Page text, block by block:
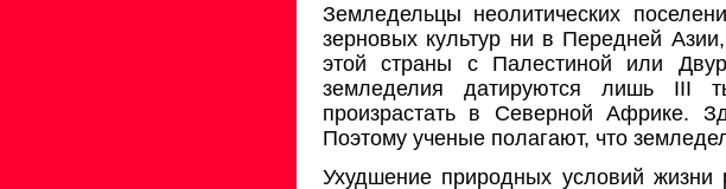
Земледельцы неолитических
зерновых культур ни в Передней
этой страны с Палестиной или
земледелия датируются лишь III
произрастать в Северной Африке.
Поэтому ученые полагают, что
Ухудшение природных условий жизни